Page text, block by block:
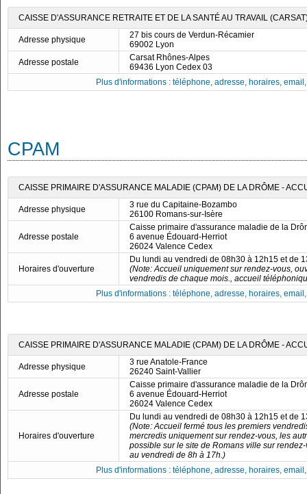
CAISSE D'ASSURANCE RETRAITE ET DE LA SANTÉ AU TRAVAIL
Adresse physique
27 bis cours de Verdun-Récamier
69002 Lyon
Adresse postale
Carsat Rhônes-Alpes
69436 Lyon Cedex 03
Plus d'informations : téléphone, adresse, horaires,
CPAM
CAISSE PRIMAIRE D'ASSURANCE MALADIE (CPAM) DE LA DRÔME -
Adresse physique
3 rue du Capitaine-Bozambo
26100 Romans-sur-Isère
Adresse postale
Caisse primaire d'assurance maladie de la
6 avenue Édouard-Herriot
26024 Valence Cedex
Horaires d'ouverture
Du lundi au vendredi de 08h30 à 12h15 et de
(Note: Accueil uniquement sur rendez-vous,
vendredis de chaque mois., accueil
Plus d'informations : téléphone, adresse, horaires,
CAISSE PRIMAIRE D'ASSURANCE MALADIE (CPAM) DE LA DRÔME -
Adresse physique
3 rue Anatole-France
26240 Saint-Vallier
Adresse postale
Caisse primaire d'assurance maladie de la
6 avenue Édouard-Herriot
26024 Valence Cedex
Horaires d'ouverture
Du lundi au vendredi de 08h30 à 12h15 et de
(Note: Accueil fermé tous les premiers
mercredis uniquement sur rendez-vous, les
possible sur le site de Romans ville sur
au vendredi de 8h à 17h.)
Plus d'informations : téléphone, adresse, horaires,